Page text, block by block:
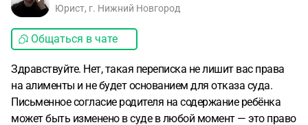
Юрист, г. Нижний Новгород
Общаться в чате
Здравствуйте. Нет, такая переписка не лишит вас права
на алименты и не будет основанием для отказа суда.
Письменное согласие родителя на содержание ребёнка
может быть изменено в суде в любой момент — это право